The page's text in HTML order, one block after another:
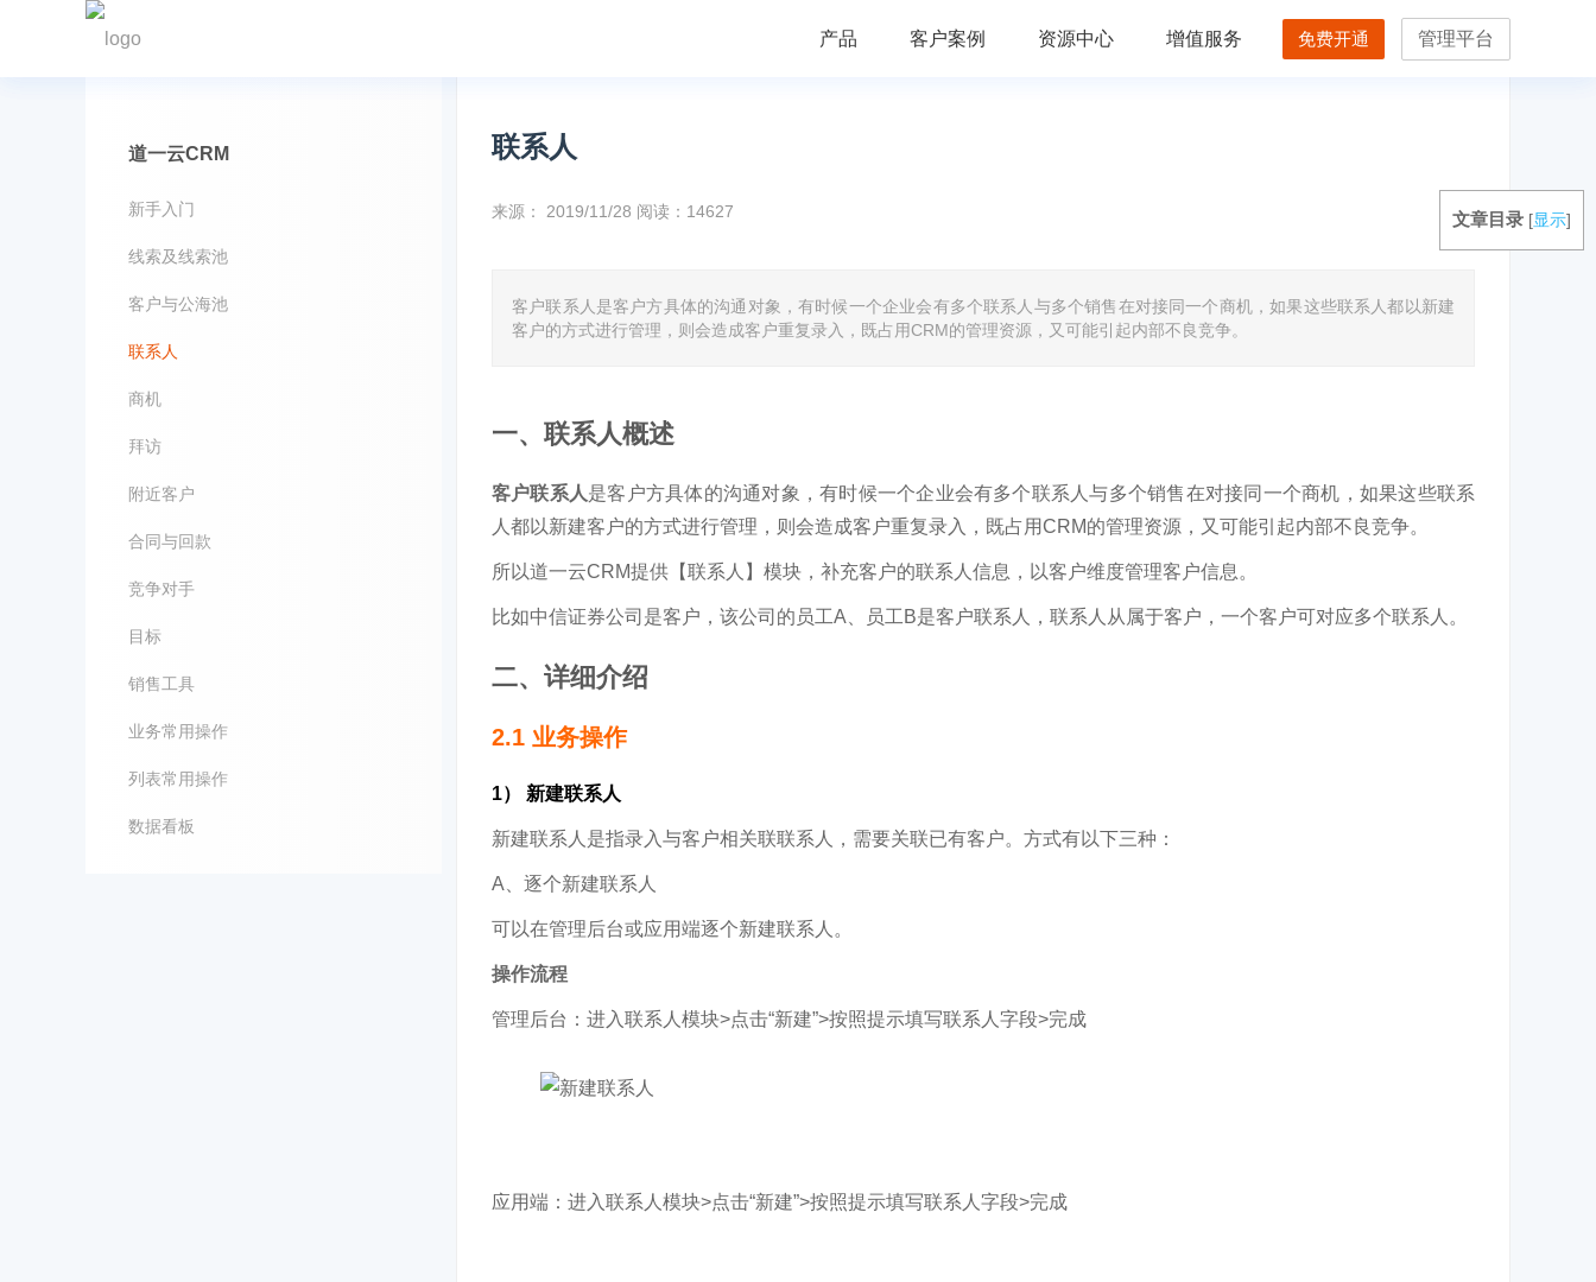
产品 客户案例 资源中心 增值服务 免费开通 管理平台
联系人
来源： 2019/11/28 阅读：14627
客户联系人是客户方具体的沟通对象，有时候一个企业会有多个联系人与多个销售在对接同一个商机，如果这些联系人都以新建
客户的方式进行管理，则会造成客户重复录入，既占用CRM的管理资源，又可能引起内部不良竞争。
文章目录 [显示]
一、联系人概述
客户联系人是客户方具体的沟通对象，有时候一个企业会有多个联系人与多个销售在对接同一个商机，如果这些联系
人都以新建客户的方式进行管理，则会造成客户重复录入，既占用CRM的管理资源，又可能引起内部不良竞争。
所以道一云CRM提供【联系人】模块，补充客户的联系人信息，以客户维度管理客户信息。
比如中信证券公司是客户，该公司的员工A、员工B是客户联系人，联系人从属于客户，一个客户可对应多个联系人。
二、详细介绍
2.1 业务操作
1） 新建联系人
新建联系人是指录入与客户相关联联系人，需要关联已有客户。方式有以下三种：
A、逐个新建联系人
可以在管理后台或应用端逐个新建联系人。
操作流程
管理后台：进入联系人模块>点击“新建”>按照提示填写联系人字段>完成
应用端：进入联系人模块>点击“新建”>按照提示填写联系人字段>完成
道一云CRM
新手入门
线索及线索池
客户与公海池
联系人
商机
拜访
附近客户
合同与回款
竞争对手
目标
销售工具
业务常用操作
列表常用操作
数据看板